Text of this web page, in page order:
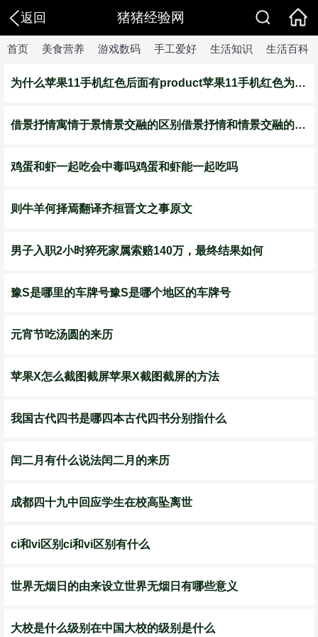
返回 猪猪经验网
首页 美食营养 游戏数码 手工爱好 生活知识 生活百科
为什么苹果11手机红色后面有product苹果11手机红色为什么后面有product
借景抒情寓情于景情景交融的区别借景抒情和情景交融的区别
鸡蛋和虾一起吃会中毒吗鸡蛋和虾能一起吃吗
则牛羊何择焉翻译齐桓晋文之事原文
男子入职2小时猝死家属索赔140万，最终结果如何
豫S是哪里的车牌号豫S是哪个地区的车牌号
元宵节吃汤圆的来历
苹果X怎么截图截屏苹果X截图截屏的方法
我国古代四书是哪四本古代四书分别指什么
闰二月有什么说法闰二月的来历
成都四十九中回应学生在校高坠离世
ci和vi区别ci和vi区别有什么
世界无烟日的由来设立世界无烟日有哪些意义
大校是什么级别在中国大校的级别是什么